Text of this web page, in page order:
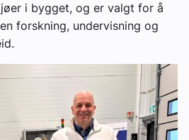
i bygget, og er valgt for å
forskning, undervisning og